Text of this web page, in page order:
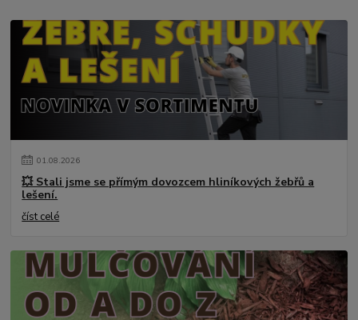
01.08.2026
💥 Stali jsme se přímým dovozcem hliníkových žebřů a
lešení.
číst celé